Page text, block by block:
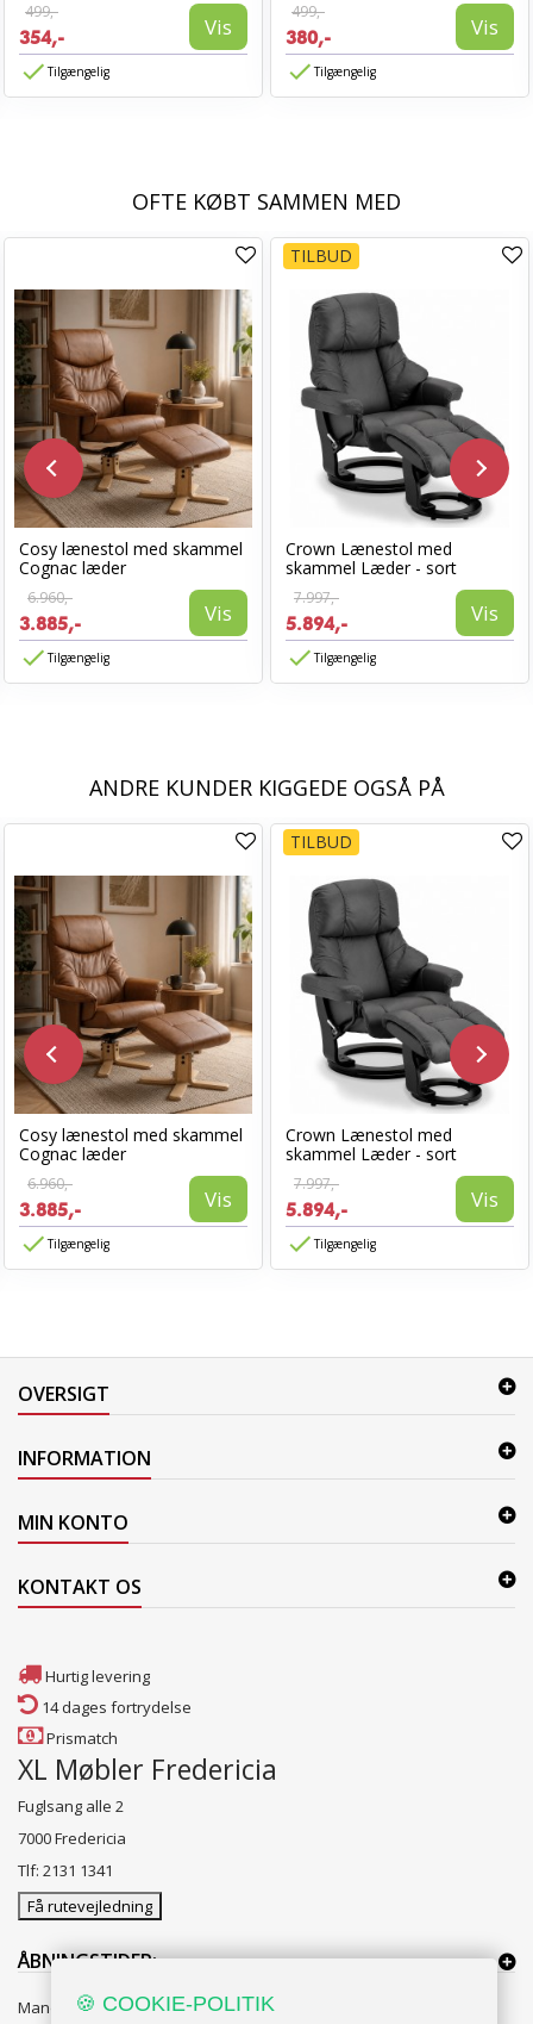
499,-
354,- Vis
Tilgængelig
499,-
380,- Vis
Tilgængelig
OFTE KØBT SAMMEN MED
Cosy lænestol med skammel
Cognac læder
6.960,-
3.885,- Vis
Tilgængelig
TILBUD
Crown Lænestol med
skammel Læder - sort
7.997,-
5.894,- Vis
Tilgængelig
ANDRE KUNDER KIGGEDE OGSÅ PÅ
Cosy lænestol med skammel
Cognac læder
6.960,-
3.885,- Vis
Tilgængelig
TILBUD
Crown Lænestol med
skammel Læder - sort
7.997,-
5.894,- Vis
Tilgængelig
OVERSIGT
INFORMATION
MIN KONTO
KONTAKT OS
Hurtig levering
14 dages fortrydelse
Prismatch
XL Møbler Fredericia
Fuglsang alle 2
7000 Fredericia
Tlf: 2131 1341
Få rutevejledning
ÅBNINGSTIDER:
Mandag til Fredag 10:00 til 18:00
🍪 COOKIE-POLITIK